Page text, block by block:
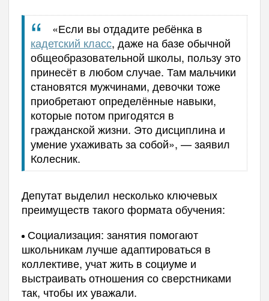
«Если вы отдадите ребёнка в
кадетский класс, даже на базе обычной
общеобразовательной школы, пользу это
принесёт в любом случае. Там мальчики
становятся мужчинами, девочки тоже
приобретают определённые навыки,
которые потом пригодятся в
гражданской жизни. Это дисциплина и
умение ухаживать за собой», — заявил
Колесник.
Депутат выделил несколько ключевых
преимуществ такого формата обучения:
Социализация: занятия помогают
школьникам лучше адаптироваться в
коллективе, учат жить в социуме и
выстраивать отношения со сверстниками
так, чтобы их уважали.